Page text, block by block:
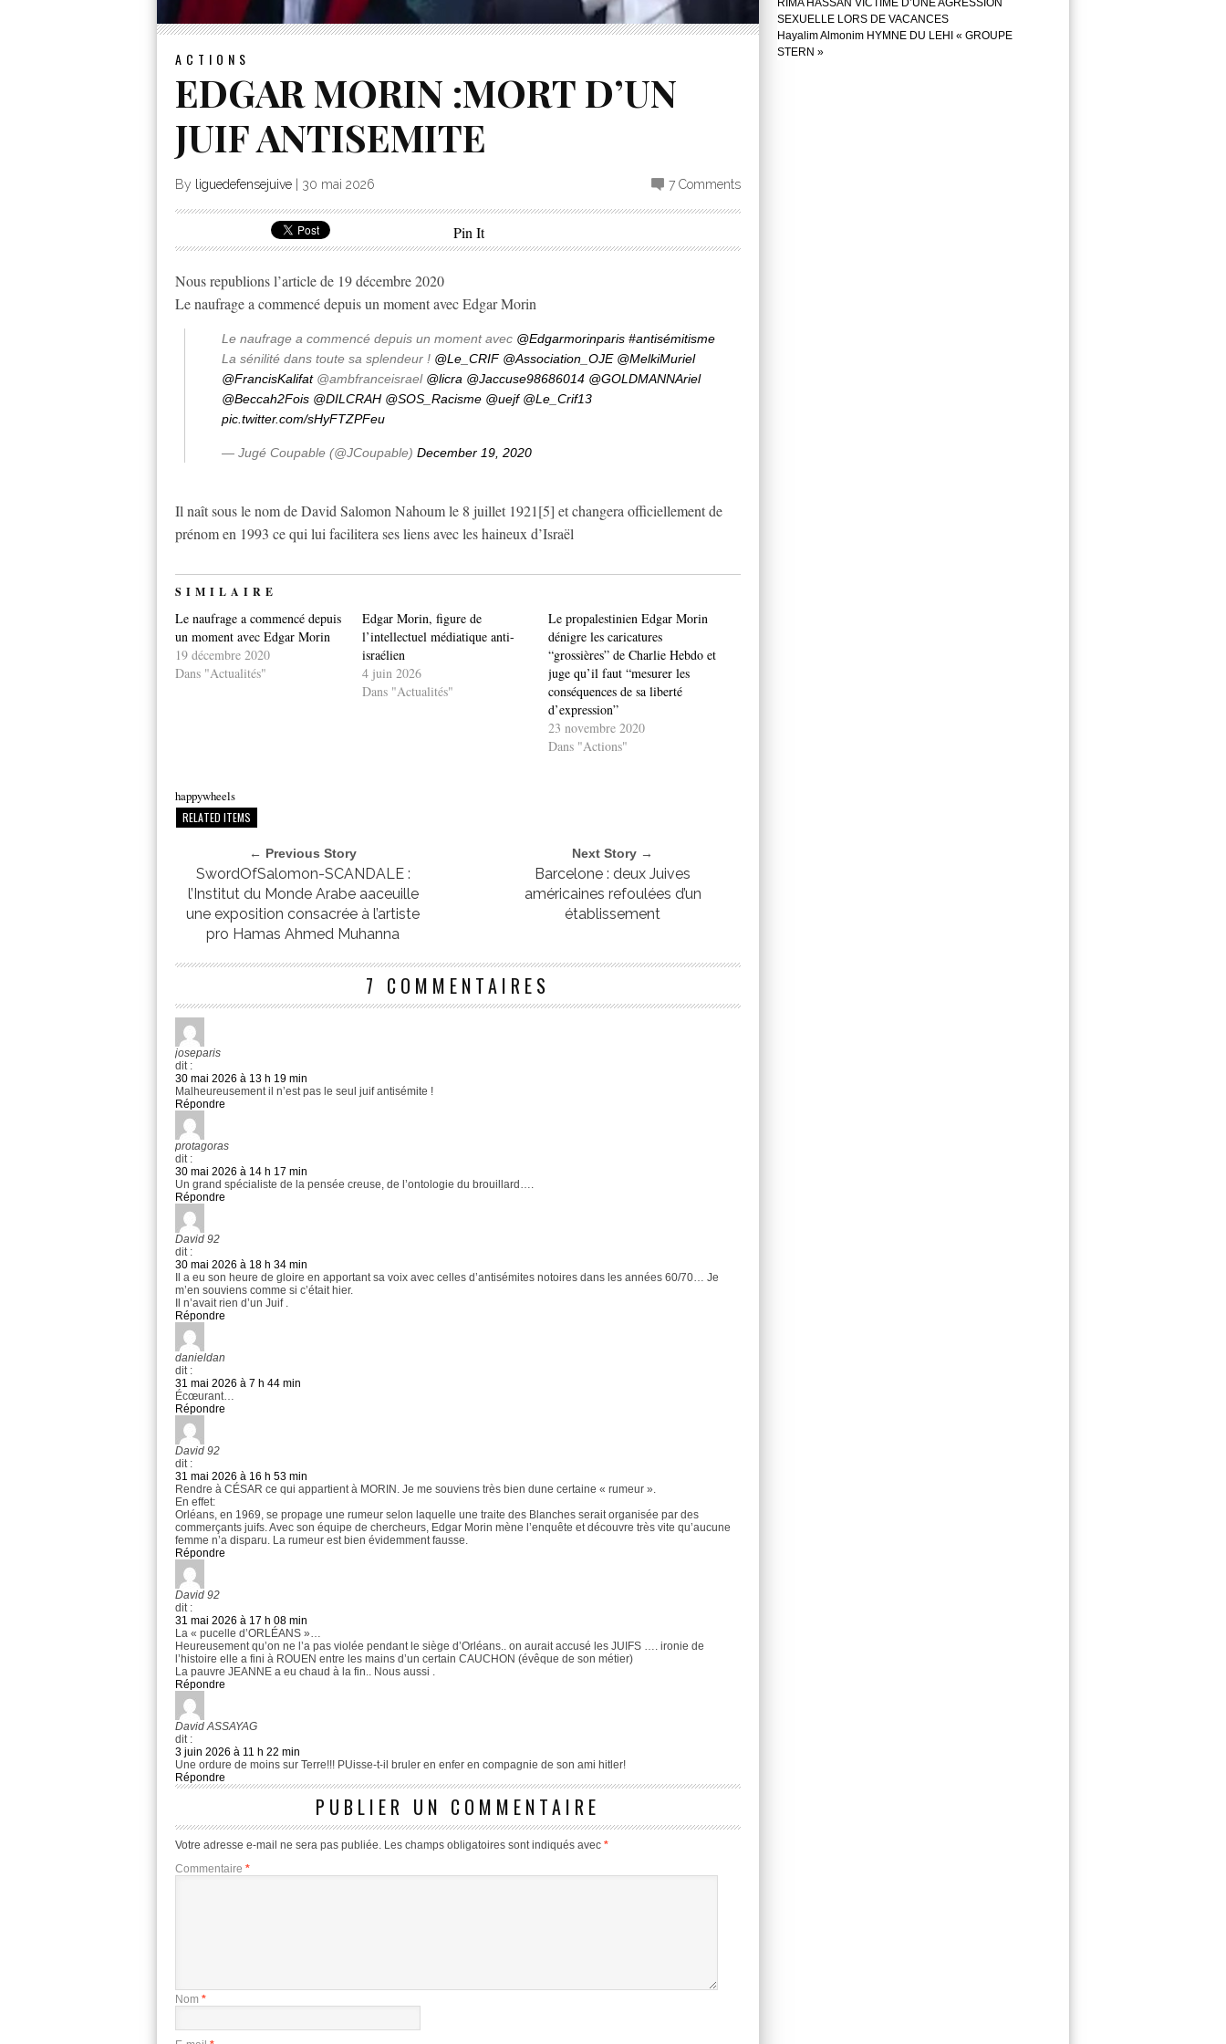
ACTIONS
EDGAR MORIN :MORT D’UN
JUIF ANTISEMITE
By liguedefensejuive 30 mai 2026 7 Comments
Pin It
Nous republions l’article de 19 décembre 2020
Le naufrage a commencé depuis un moment avec Edgar Morin
Le naufrage a commencé depuis un moment avec @Edgarmorinparis #antisémitisme
La sénilité dans toute sa splendeur ! @Le_CRIF @Association_OJE @MelkiMuriel
@FrancisKalifat@ambfranceisrael @licra @Jaccuse98686014 @GOLDMANNAriel
@Beccah2Fois @DILCRAH @SOS_Racisme @uejf @Le_Crif13
pic.twitter.com/sHyFTZPFeu
— Jugé Coupable (@JCoupable) December 19, 2020
Il naît sous le nom de David Salomon Nahoum le 8 juillet 1921[5] et changera officiellement de
prénom en 1993 ce qui lui facilitera ses liens avec les haineux d’Israël
SIMILAIRE
Le naufrage a commencé depuis
un moment avec Edgar Morin
19 décembre 2020
Dans "Actualités"
Edgar Morin, figure de
l’intellectuel médiatique anti-
israélien
4 juin 2026
Dans "Actualités"
Le propalestinien Edgar Morin
dénigre les caricatures
“grossières” de Charlie Hebdo et
juge qu’il faut “mesurer les
conséquences de sa liberté
d’expression”
23 novembre 2020
Dans "Actions"
happywheels
RELATED ITEMS
← Previous Story
SwordOfSalomon-SCANDALE :
l’Institut du Monde Arabe aaceuille
une exposition consacrée à l’artiste
pro Hamas Ahmed Muhanna
Next Story →
Barcelone : deux Juives
américaines refoulées d’un
établissement
7 COMMENTAIRES
joseparis
dit :
30 mai 2026 à 13 h 19 min
Malheureusement il n’est pas le seul juif antisémite !
Répondre
protagoras
dit :
30 mai 2026 à 14 h 17 min
Un grand spécialiste de la pensée creuse, de l’ontologie du brouillard….
Répondre
David 92
dit :
30 mai 2026 à 18 h 34 min
Il a eu son heure de gloire en apportant sa voix avec celles d’antisémites notoires dans les années 60/70… Je
m’en souviens comme si c’était hier.
Il n’avait rien d’un Juif .
Répondre
danieldan
dit :
31 mai 2026 à 7 h 44 min
Écœurant…
Répondre
David 92
dit :
31 mai 2026 à 16 h 53 min
Rendre à CÉSAR ce qui appartient à MORIN. Je me souviens très bien dune certaine « rumeur ».
En effet:
Orléans, en 1969, se propage une rumeur selon laquelle une traite des Blanches serait organisée par des
commerçants juifs. Avec son équipe de chercheurs, Edgar Morin mène l’enquête et découvre très vite qu’aucune
femme n’a disparu. La rumeur est bien évidemment fausse.
Répondre
David 92
dit :
31 mai 2026 à 17 h 08 min
La « pucelle d’ORLÉANS »…
Heureusement qu’on ne l’a pas violée pendant le siège d’Orléans.. on aurait accusé les JUIFS …. ironie de
l’histoire elle a fini à ROUEN entre les mains d’un certain CAUCHON (évêque de son métier)
La pauvre JEANNE a eu chaud à la fin.. Nous aussi .
Répondre
David ASSAYAG
dit :
3 juin 2026 à 11 h 22 min
Une ordure de moins sur Terre!!! PUisse-t-il bruler en enfer en compagnie de son ami hitler!
Répondre
PUBLIER UN COMMENTAIRE
Votre adresse e-mail ne sera pas publiée. Les champs obligatoires sont indiqués avec *
Commentaire *
Nom *
RIMA HASSAN VICTIME D’UNE AGRESSION
SEXUELLE LORS DE VACANCES
Hayalim Almonim HYMNE DU LEHI « GROUPE
STERN »